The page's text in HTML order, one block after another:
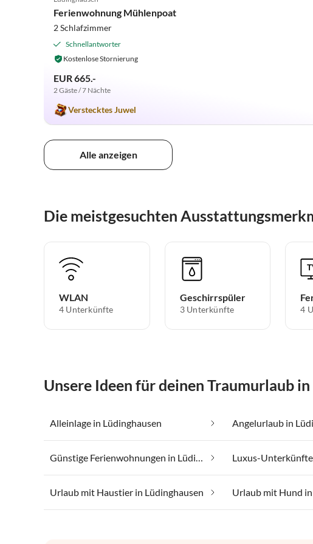
Ferienwohnung Mühlenpoat
2 Schlafzimmer
Schnellantworter
Kostenlose Stornierung
EUR 665.-
2 Gäste / 7 Nächte
Verstecktes Juwel
Alle anzeigen
Die meistgesuchten
WLAN
4 Unterkünfte
Geschirrspüler
3 Unterkünfte 4
Unsere Ideen für deinen Traumurlaub
Alleinlage in Lüdinghausen Angelurlaub in
Günstige Ferienwohnungen in Lüdinghausen Luxus-
Urlaub mit Haustier in Lüdinghausen Urlaub mit Hund